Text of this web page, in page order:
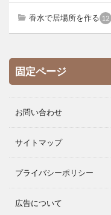
香水で居場所を作る 12
固定ページ
お問い合わせ
サイトマップ
プライバシーポリシー
広告について